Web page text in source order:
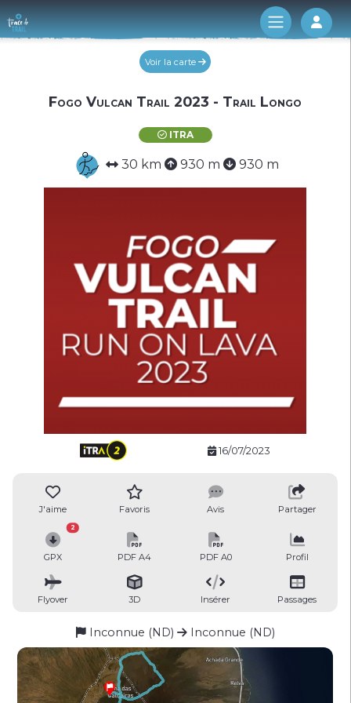
Log
Voir la carte
Fogo Vulcan Trail 2023 - Trail Longo
ITRA
30 km 930 m 930 m
16/07/2023
J'aime Favoris Avis Partager
GPX
2
PDF A4 PDF A0 Profil
Flyover 3D Insérer Passages
Inconnue (ND) Inconnue (ND)